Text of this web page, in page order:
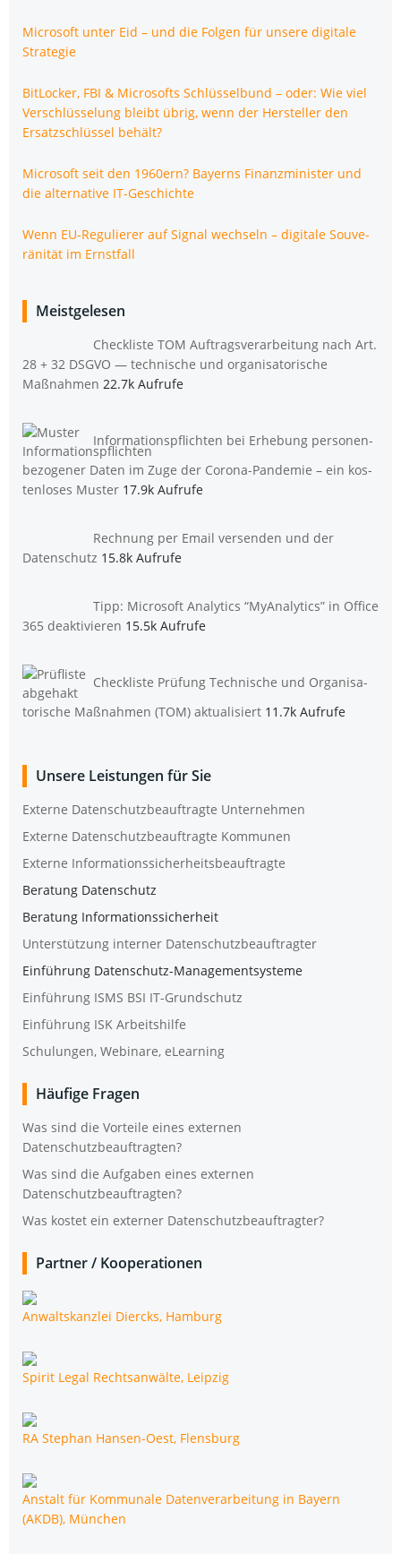
Micro­soft unter Eid – und die Fol­gen für unse­re digi­ta­le
Strategie
Bit­Lo­cker, FBI & Micro­softs Schlüs­sel­bund – oder: Wie viel
Ver­schlüs­se­lung bleibt übrig, wenn der Her­stel­ler den
Ersatz­schlüs­sel behält?
Micro­soft seit den 1960ern? Bay­erns Finanz­mi­nis­ter und
die alter­na­ti­ve IT-Geschichte
Wenn EU-Regu­lie­rer auf Signal wech­seln – digi­ta­le Sou­ve­
rä­ni­tät im Ernstfall
Meistgelesen
Check­lis­te TOM Auf­trags­ver­ar­bei­tung nach Art.
28 + 32 DSGVO — tech­ni­sche und orga­ni­sa­to­ri­sche
Maßnahmen 22.7k Aufrufe
Infor­ma­ti­ons­pflich­ten bei Erhe­bung per­so­nen­
be­zo­ge­ner Daten im Zuge der Coro­na-Pan­de­mie – ein kos­
ten­lo­ses Muster 17.9k Aufrufe
Rech­nung per Email ver­sen­den und der
Datenschutz 15.8k Aufrufe
Tipp: Micro­soft Ana­ly­tics “MyAna­ly­tics” in Office
365 deaktivieren 15.5k Aufrufe
Check­lis­te Prü­fung Tech­ni­sche und Orga­ni­sa­
to­ri­sche Maß­nah­men (TOM) aktualisiert 11.7k Aufrufe
Unse­re Leis­tun­gen für Sie
Exter­ne Daten­schutz­be­auf­trag­te Unternehmen
Exter­ne Daten­schutz­be­auf­trag­te Kommunen
Exter­ne Informationssicherheitsbeauftragte
Bera­tung Datenschutz
Bera­tung Informationssicherheit
Unter­stüt­zung inter­ner Datenschutzbeauftragter
Ein­füh­rung Datenschutz-Managementsysteme
Ein­füh­rung ISMS BSI IT-Grundschutz
Ein­füh­rung ISK Arbeitshilfe
Schu­lun­gen, Web­i­na­re, eLearning
Häu­fi­ge Fragen
Was sind die Vor­tei­le eines exter­nen
Datenschutzbeauftragten?
Was sind die Auf­ga­ben eines exter­nen
Datenschutzbeauftragten?
Was kos­tet ein exter­ner Datenschutzbeauftragter?
Part­ner /​ Koope­ra­tio­nen
Anwalts­kanz­lei Diercks, Hamburg
Spi­rit Legal Rechts­an­wäl­te, Leipzig
RA Ste­phan Han­sen-Oest, Flensburg
Anstalt für Kom­mu­na­le Daten­ver­ar­bei­tung in Bay­ern
(AKDB), München